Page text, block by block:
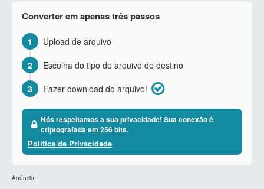
Converter em apenas três passos
1
Upload de arquivo
2
Escolha do tipo de arquivo de destino
3
Fazer download do arquivo!
Nós respeitamos a sua privacidade! Sua conexão é
criptografada em 256 bits.
Política de Privacidade
Anúncio: